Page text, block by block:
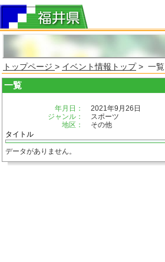
トップページ > イベント情報トップ> 一覧
一覧
年月日：
2021年9月26日
ジャンル：
スポーツ
地区：
その他
タイトル
データがありません。